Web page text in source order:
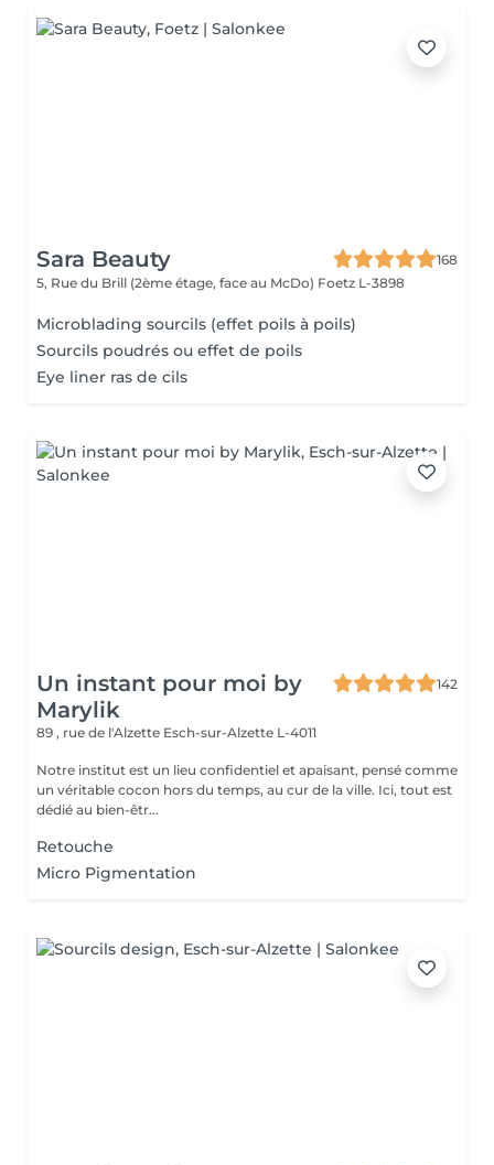
Sara Beauty
168
5, Rue du Brill (2ème étage, face au McDo) Foetz L-3898
Microblading sourcils (effet poils à poils)
Sourcils poudrés ou effet de poils
Eye liner ras de cils
Un instant pour moi by
Marylik
142
89 , rue de l'Alzette Esch-sur-Alzette L-4011
Notre institut est un lieu confidentiel et apaisant, pensé comme
un véritable cocon hors du temps, au cur de la ville. Ici, tout est
dédié au bien-êtr...
Retouche
Micro Pigmentation